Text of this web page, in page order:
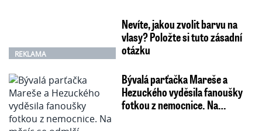
REKLAMA
Nevíte, jakou zvolit barvu na
vlasy? Položte si tuto zásadní
otázku
Bývalá parťačka Mareše a
Hezuckého vyděsila fanoušky
fotkou z nemocnice. Na…